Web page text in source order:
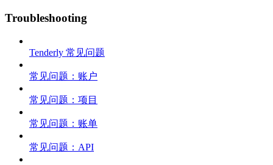
Troubleshooting
Tenderly 常见问题
常见问题：账户
常见问题：项目
常见问题：账单
常见问题：API